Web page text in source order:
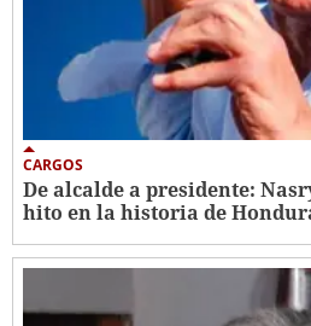
CARGOS
De alcalde a presidente:
hito en la historia de